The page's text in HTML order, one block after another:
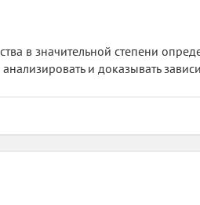
в значительной степени
и доказывать